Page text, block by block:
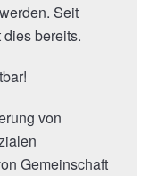
Seit
bereits.
von
Gemeinschaft